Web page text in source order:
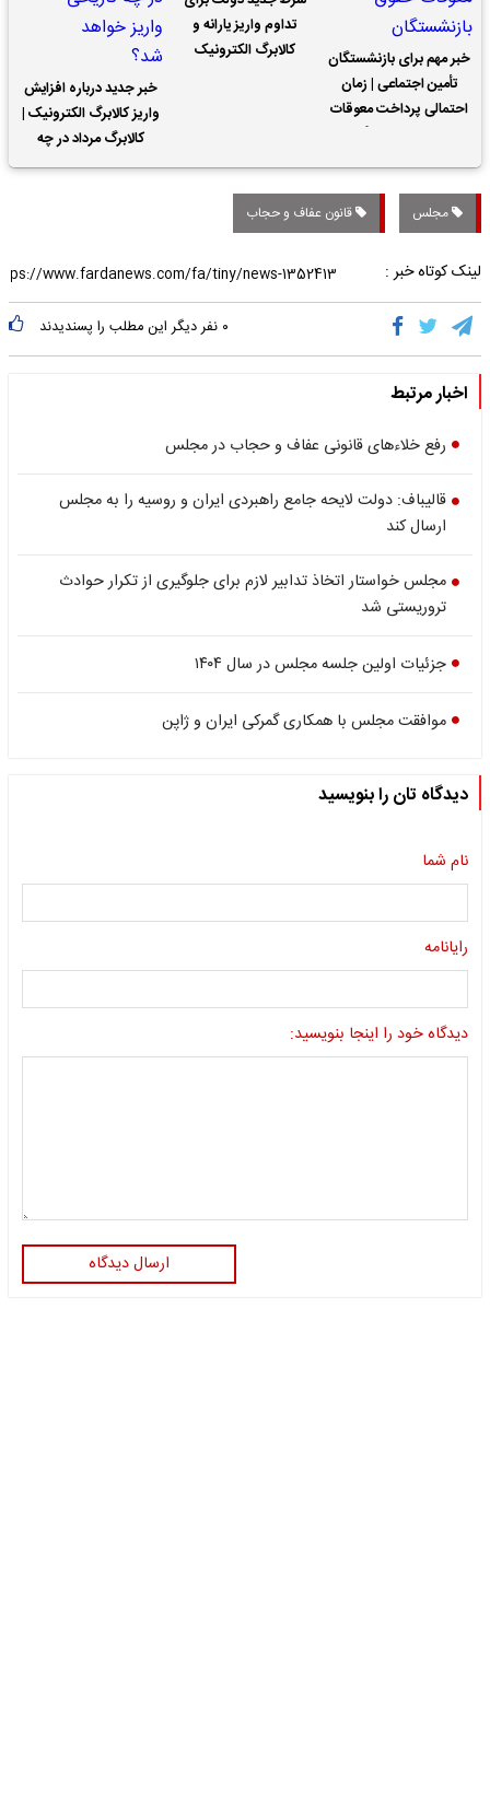
خبر مهم برای بازنشستگان
تأمین اجتماعی | زمان
احتمالی پرداخت معوقات
تداوم واریز یارانه و
کالابرگ الکترونیک
خبر جدید درباره افزایش
واریز کالابرگ الکترونیک |
کالابرگ مرداد در چه
تاریخی واریز خواهد شد؟
مجلس قانون عفاف و حجاب
لینک کوتاه خبر :
۰ نفر دیگر این مطلب را پسندیدند
اخبار مرتبط
رفع خلاء‌های قانونی عفاف و حجاب در مجلس
قالیباف: دولت لایحه جامع راهبردی ایران و روسیه را به مجلس
ارسال کند
مجلس خواستار اتخاذ تدابیر لازم برای جلوگیری از تکرار حوادث
تروریستی شد
جزئیات اولین جلسه مجلس در سال ۱۴۰۴
موافقت مجلس با همکاری گمرکی ایران و ژاپن
دیدگاه تان را بنویسید
نام شما
رایانامه
دیدگاه خود را اینجا بنویسید:
ارسال دیدگاه